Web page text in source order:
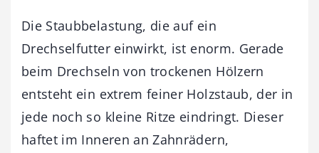
Die Staubbelastung, die auf ein
Drechselfutter einwirkt, ist enorm. Gerade
beim Drechseln von trockenen Hölzern
entsteht ein extrem feiner Holzstaub, der in
jede noch so kleine Ritze eindringt. Dieser
haftet im Inneren an Zahnrädern,